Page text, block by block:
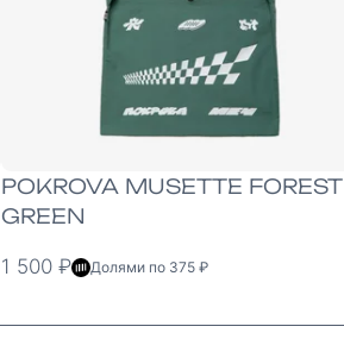
POKROVA MUSETTE FOREST
GREEN
1 500 ₽ Долями по 375 ₽